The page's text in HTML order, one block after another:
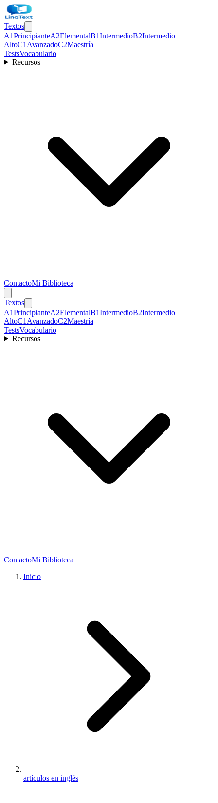
Textos
A1PrincipianteA2ElementalB1IntermedioB2Intermedio
AltoC1 AvanzadoC2Maestría
TestsVocabulario
Recursos
ContactoMi Biblioteca
Textos
A1PrincipianteA2ElementalB1IntermedioB2Intermedio
AltoC1 AvanzadoC2Maestría
TestsVocabulario
Recursos
ContactoMi Biblioteca
Inicio
artículos en inglés